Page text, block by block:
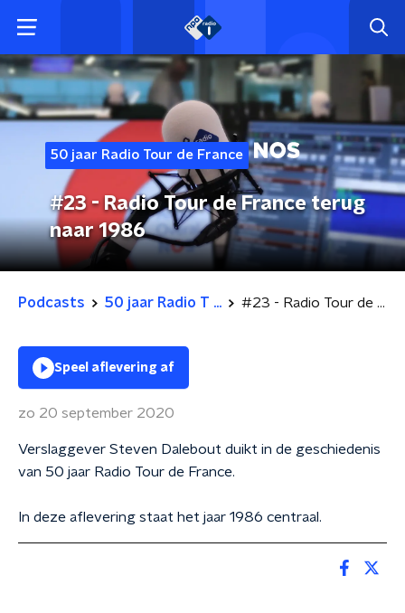
50 jaar Radio Tour de France
#23 - Radio Tour de France terug
naar 1986
Podcasts 50 jaar Radio T ... #23 - Radio Tour de France terug naar 1986
Speel aflevering af
zo 20 september 2020
Verslaggever Steven Dalebout duikt in de geschiedenis
van 50 jaar Radio Tour de France.
In deze aflevering staat het jaar 1986 centraal.